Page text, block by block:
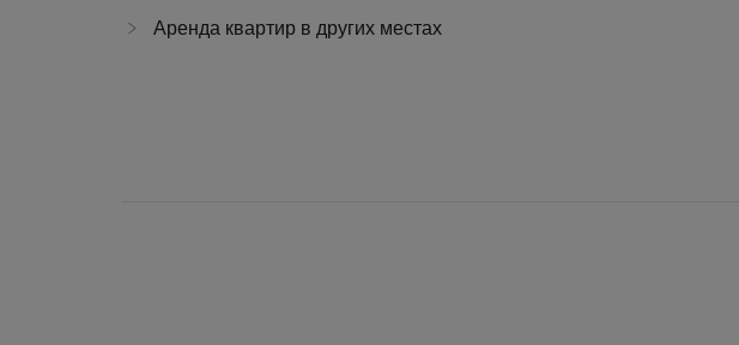
Аренда квартир в других местах